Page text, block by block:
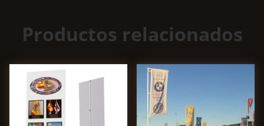
Productos relacionados